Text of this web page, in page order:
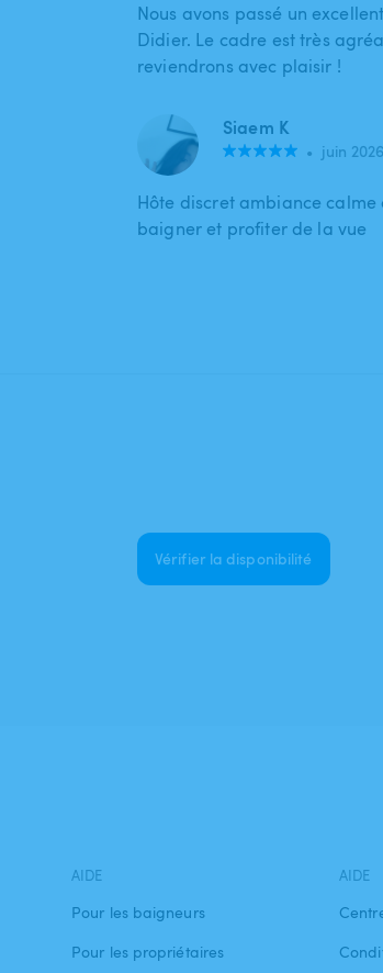
Nous avons passé un
Didier. Le cadre est très
reviendrons avec plaisir !
Siaem K
• juin
Hôte discret ambiance calme
baigner et profiter de la vue
Vérifier la disponibilité
AIDE
Pour les baigneurs
Pour les propriétaires
AIDE